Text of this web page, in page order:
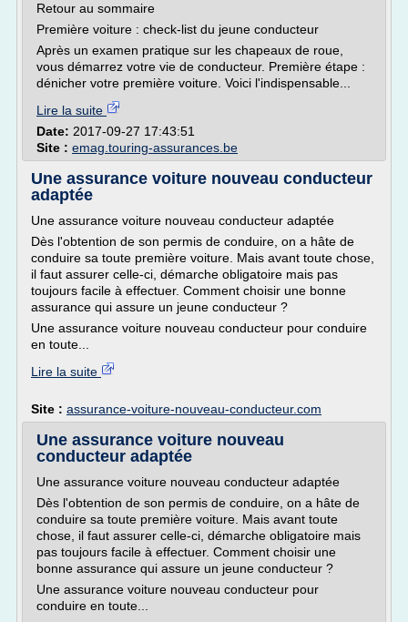
Retour au sommaire
Première voiture : check-list du jeune conducteur
Après un examen pratique sur les chapeaux de roue,
vous démarrez votre vie de conducteur. Première étape :
dénicher votre première voiture. Voici l'indispensable...
Lire la suite
Date: 2017-09-27 17:43:51
Site : emag.touring-assurances.be
Une assurance voiture nouveau conducteur
adaptée
Une assurance voiture nouveau conducteur adaptée
Dès l'obtention de son permis de conduire, on a hâte de
conduire sa toute première voiture. Mais avant toute chose,
il faut assurer celle-ci, démarche obligatoire mais pas
toujours facile à effectuer. Comment choisir une bonne
assurance qui assure un jeune conducteur ?
Une assurance voiture nouveau conducteur pour conduire
en toute...
Lire la suite
Site : assurance-voiture-nouveau-conducteur.com
Une assurance voiture nouveau
conducteur adaptée
Une assurance voiture nouveau conducteur adaptée
Dès l'obtention de son permis de conduire, on a hâte de
conduire sa toute première voiture. Mais avant toute
chose, il faut assurer celle-ci, démarche obligatoire mais
pas toujours facile à effectuer. Comment choisir une
bonne assurance qui assure un jeune conducteur ?
Une assurance voiture nouveau conducteur pour
conduire en toute...